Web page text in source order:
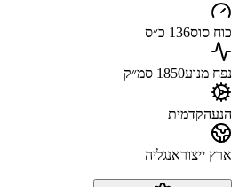
כוח סוס136 כ״ס
נפח מנוע1850 סמ״ק
הנעהקדמית
ארץ ייצוראנגליה